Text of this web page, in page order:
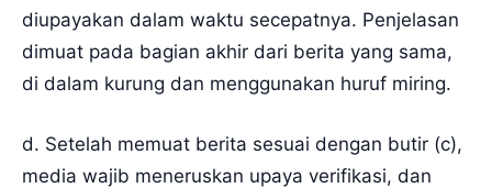
diupayakan dalam waktu secepatnya. Penjelasan
dimuat pada bagian akhir dari berita yang sama,
di dalam kurung dan menggunakan huruf miring.
d. Setelah memuat berita sesuai dengan butir (c),
media wajib meneruskan upaya verifikasi, dan